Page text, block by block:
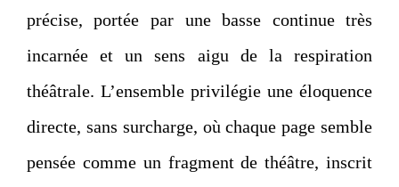
précise, portée par une basse continue très
incarnée et un sens aigu de la respiration
théâtrale. L’ensemble privilégie une éloquence
directe, sans surcharge, où chaque page semble
pensée comme un fragment de théâtre, inscrit